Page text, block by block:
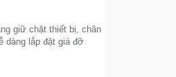
giữ chặt thiết bị, chân
dàng lắp đặt giá đỡ